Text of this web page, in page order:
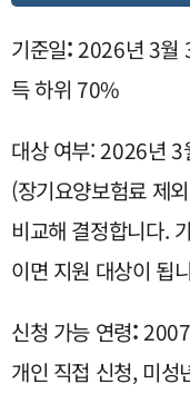
기준일: 2026년 3월
득 하위 70%
대상 여부: 2026년 3
(장기요양보험료 제
비교해 결정합니다.
이면 지원 대상이 됩
신청 가능 연령:
개인 직접 신청, 미성